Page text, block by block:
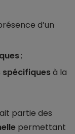
d’un
;
spécifiquesà la
partie des
permettant